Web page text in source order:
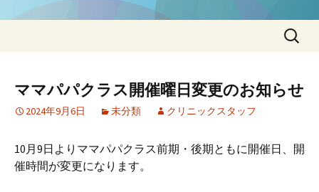
検
ママパパクラス開催曜日変更のお知らせ
2024年9月6日 未分類 クリニックスタッフ
10月9日よりママパパクラス前期・後期ともに開催日、開
催時間が変更になります。